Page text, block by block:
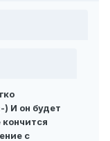
) И он будет
кончится
с